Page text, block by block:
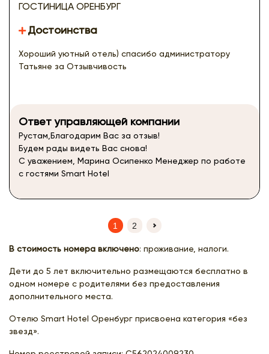
ГОСТИНИЦА ОРЕНБУРГ
Достоинства
Хороший уютный отель) спасибо администратору
Татьяне за Отзывчивость
Ответ управляющей компании
Рустам,Благодарим Вас за отзыв!
Будем рады видеть Вас снова!
С уважением, Марина Осипенко Менеджер по работе
с гостями Smart Hotel
1(current)
2
В стоимость номера включено: проживание, налоги.
Дети до 5 лет включительно размещаются бесплатно в
одном номере с родителями без предоставления
дополнительного места.
Отелю Smart Hotel Оренбург присвоена категория «без
звезд».